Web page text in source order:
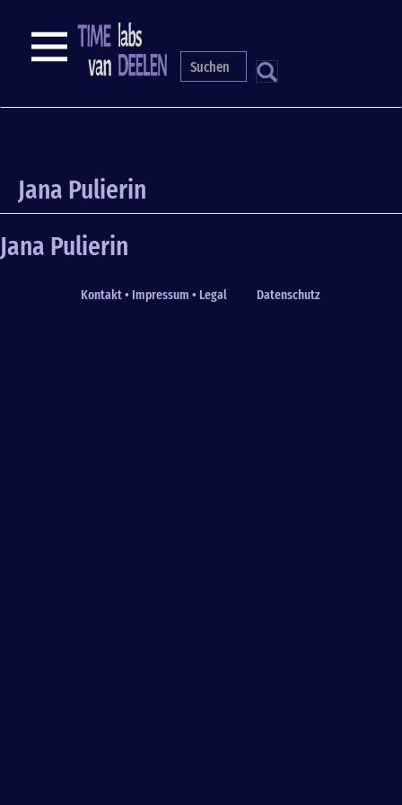
content
S
NAVIGATION
Jana Pulierin
Jana Pulierin
Fußzeile
Kontakt • Impressum • Legal Datenschutz